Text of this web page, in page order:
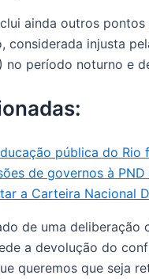
ainda outros
considerada injusta
período noturno e
pública do Rio
de governos à
a Carteira Nacional
de uma
a devolução do
queremos que seja